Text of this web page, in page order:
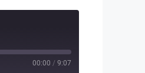
00:00 / 9:07